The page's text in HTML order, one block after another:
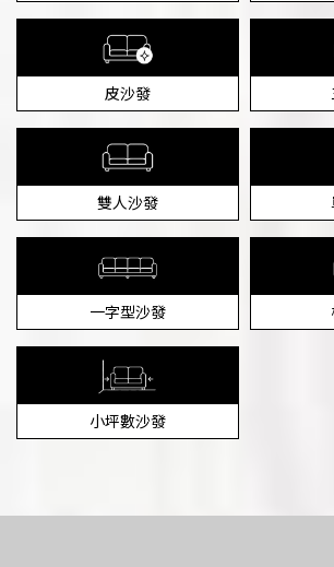
皮沙發
雙人沙發
一字型沙發
小坪數沙發